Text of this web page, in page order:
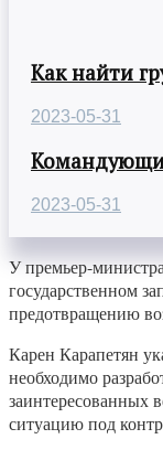
Как найти
2023-05-31
2023-05-31
У премьер-
государственном
предотвращению
Карен Карапетян
необходимо
заинтересованных
ситуацию под